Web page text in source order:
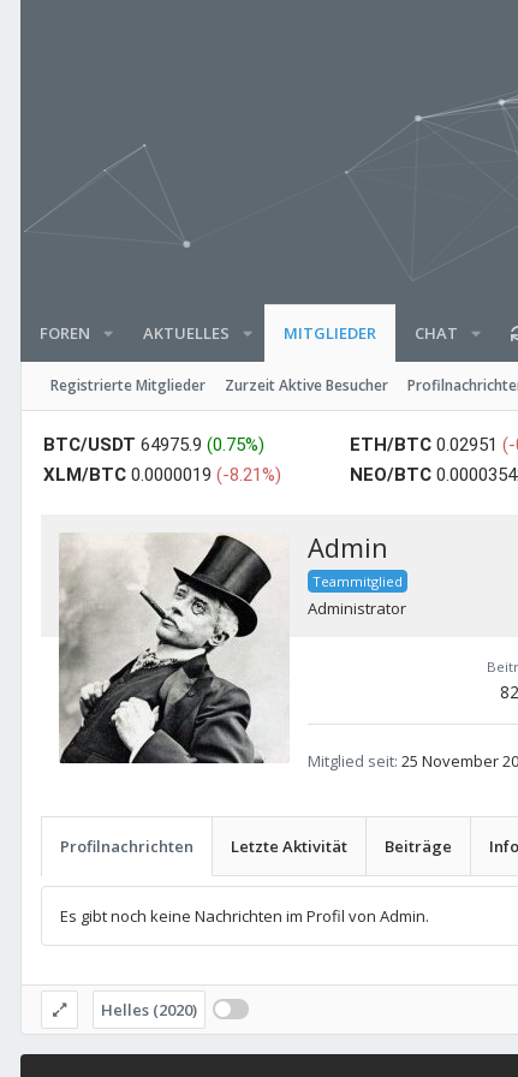
FOREN AKTUELLES MITGLIEDER CHAT
Registrierte Mitglieder Zurzeit Aktive Besucher
BTC/USDT 64975.9 (0.75%) ETH/BTC 0.02951(-
XLM/BTC 0.0000019 (-8.21%) NEO/BTC
Admin
Teammitglied
Administrator
Mitglied seit 25 November
Profilnachrichten Letzte Aktivität Beiträge
Es gibt noch keine Nachrichten im Profil von Admin.
Helles (2020)